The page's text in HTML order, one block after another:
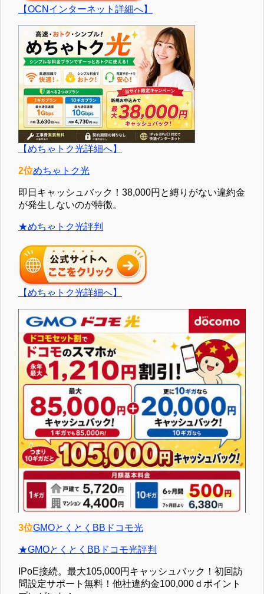
【OCNインターネット詳細へ】
【めちゃトク光詳細へ】
2位めちゃトク光
即日キャッシュバック！38,000円と縛りがない違約金
が発生しないのが特徴。
★めちゃトク光評判
【めちゃトク光詳細へ】
3位GMOとくとくBBドコモ光
★GMOとくとくBBドコモ光評判
IPoE接続。最大105,000円キャッシュバック！初回訪
問設定サポート無料！他社違約金100,000ｄポイント